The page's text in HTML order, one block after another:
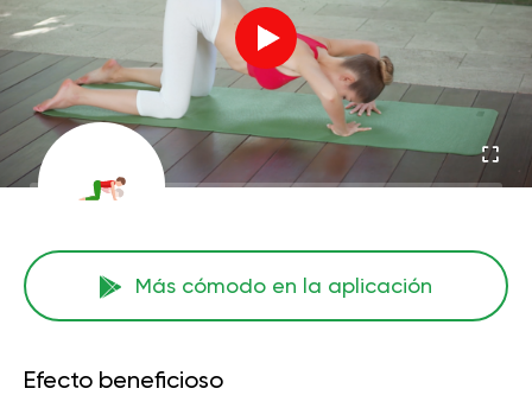
Más cómodo en la aplicación
Efecto beneficioso